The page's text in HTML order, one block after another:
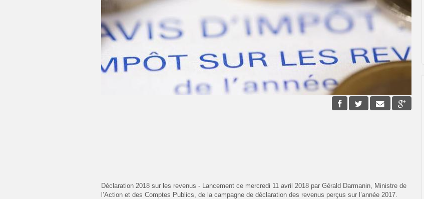
Déclaration 2018 sur les revenus - Lancement ce mercredi 11 avril 2018 par Gérald Darmanin, Ministre de
l’Action et des Comptes Publics, de la campagne de déclaration des revenus perçus sur l’année 2017.